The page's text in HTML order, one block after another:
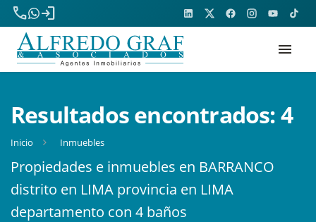
phone
login
menu
Resultados encontrados:4
Inicio Inmuebles
Propiedades e inmuebles en BARRANCO
distrito en LIMA provincia en LIMA
departamento con 4 baños